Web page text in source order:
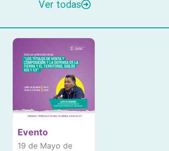
Ver todas
Evento
19 de Mayo de